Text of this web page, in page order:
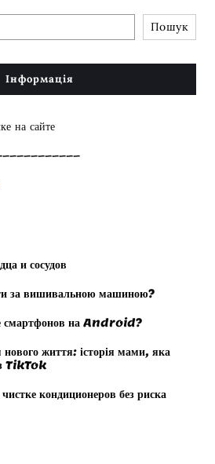
Пошук
Інформація
на сайте
и сосудов
за вишивальною машиною?
на Android?
життя: історія мами, яка
TikTok
кондиционеров без риска